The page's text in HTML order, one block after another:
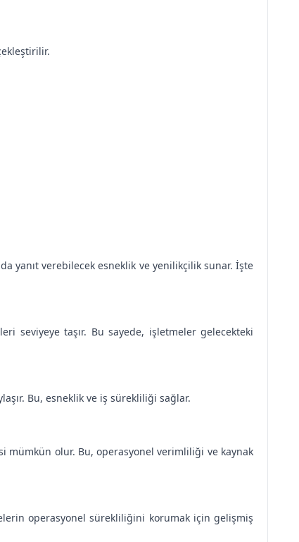
yanıt verebilecek esneklik ve yenilikçilik sunar. İşte
seviyeye taşır. Bu sayede, işletmeler gelecekteki
Bu, esneklik ve iş sürekliliği sağlar.
mümkün olur. Bu, operasyonel verimliliği ve kaynak
operasyonel sürekliliğini korumak için gelişmiş